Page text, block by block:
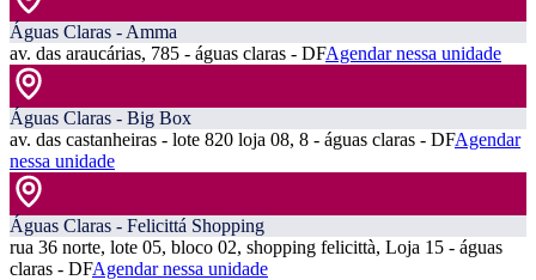
Águas Claras - Amma
av. das araucárias, 785 - águas claras - DFAgendar nessa unidade
Águas Claras - Big Box
av. das castanheiras - lote 820 loja 08, 8 - águas claras - DFAgendar
nessa unidade
Águas Claras - Felicittá Shopping
rua 36 norte, lote 05, bloco 02, shopping felicittà, Loja 15 - águas
claras - DFAgendar nessa unidade